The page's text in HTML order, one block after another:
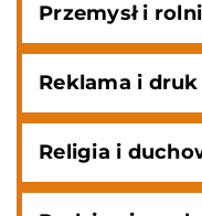
Przemysł i
Reklama i druk
Religia i